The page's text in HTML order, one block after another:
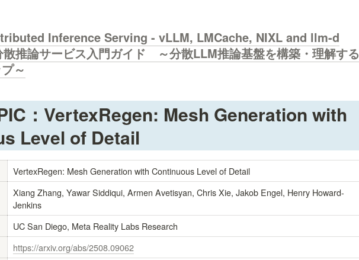
Inference Serving - vLLM, LMCache, NIXL and llm-d
推論サービス入門ガイド　～分散LLM推論基盤を構築・理解する
～
：VertexRegen: Mesh Generation with
Level of Detail
VertexRegen: Mesh Generation with Continuous Level of Detail
Xiang Zhang, Yawar Siddiqui, Armen Avetisyan, Chris Xie, Jakob Engel, Henry Howard-
Jenkins
UC San Diego, Meta Reality Labs Research
https://arxiv.org/abs/2508.09062